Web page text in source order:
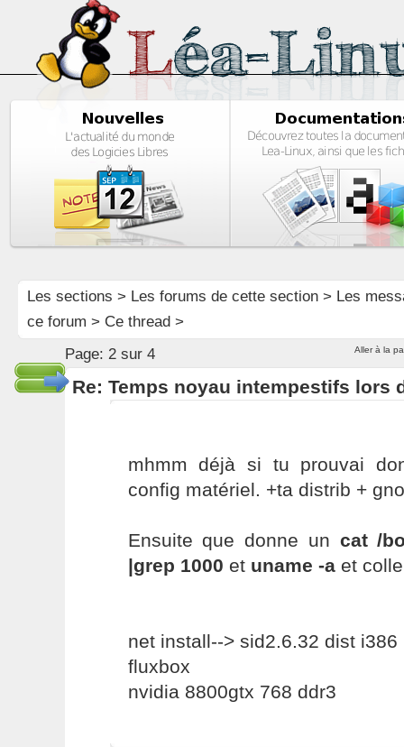
Les sections > Les forums de cette section> Les
ce forum > Ce thread >
Aller à la
Page: 2 sur 4
Re: Temps noyau intempestifs lors
mhmm déjà si tu prouvai
config matériel. +ta distrib +
Ensuite que donne un cat /
|grep 1000 et uname -aet
net install--> sid2.6.32 dist i386
fluxbox
nvidia 8800gtx 768 ddr3